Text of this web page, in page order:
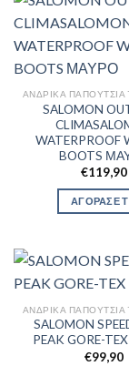
SALOMON
WATERPROOF
BOOTS
€119,90
ΑΓΟΡΑΣΕ
SALOMON
PEAK GORE-
€99,90